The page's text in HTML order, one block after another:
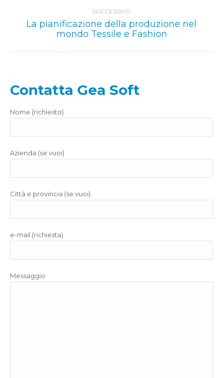
SUCCESSIVO
Prossimo
post:
La pianificazione della produzione nel
mondo Tessile e Fashion
Contatta Gea Soft
Nome (richiesto)
Azienda (se vuoi)
Città e provincia (se vuoi)
e-mail (richiesta)
Messaggio